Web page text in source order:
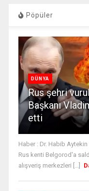
Pöpüler
DÜNYA
Rus şehri
Başkanı
etti
Haber : Dr. Habib Aytekin
Rus kenti Belgorod'a
alışveriş merkezleri [...]